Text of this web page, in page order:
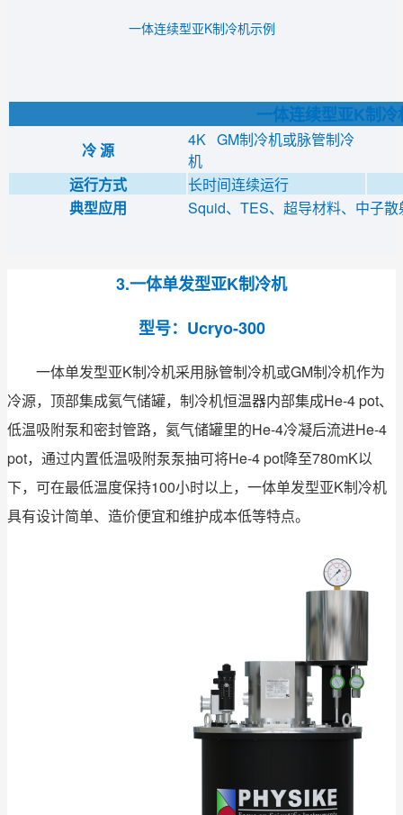
一体连续型亚K制冷机示例
一体连续型亚K制
冷 源
4K GM制冷机或脉管制冷
机
运行方式
长时间连续运行
典型应用
Squid、TES、超导材料、中子
3.一体单发型亚K制冷机
型号：Ucryo-300
一体单发型亚K制冷机采用脉管制冷机或GM制冷机作为
冷源，顶部集成氦气储罐，制冷机恒温器内部集成He-4 pot、
低温吸附泵和密封管路，氦气储罐里的He-4冷凝后流进He-4
pot，通过内置低温吸附泵泵抽可将He-4 pot降至780mK以
下，可在最低温度保持100小时以上，一体单发型亚K制冷机
具有设计简单、造价便宜和维护成本低等特点。